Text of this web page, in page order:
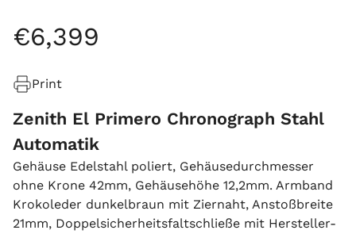
€6,399
Print
Zenith El Primero Chronograph Stahl
Automatik
Gehäuse Edelstahl poliert, Gehäusedurchmesser
ohne Krone 42mm, Gehäusehöhe 12,2mm. Armband
Krokoleder dunkelbraun mit Ziernaht, Anstoßbreite
21mm, Doppelsicherheitsfaltschließe mit Hersteller-